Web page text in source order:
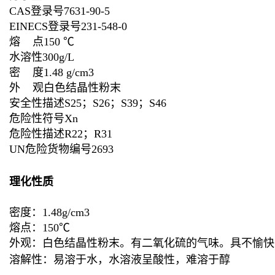
CAS登录号7631-90-5
EINECS登录号231-548-0
熔 点150 ℃
水溶性300g/L
密 度1.48 g/cm3
外 观白色结晶性粉末
安全性描述S25；S26；S39；S46
危险性符号Xn
危险性描述R22；R31
UN危险货物编号2693
理化性质
密度：1.48g/cm3
熔点：150℃
外观：白色结晶性粉末。有二氧化硫的气味。具不愉
溶解性：易溶于水，水溶液呈酸性，难溶于醇